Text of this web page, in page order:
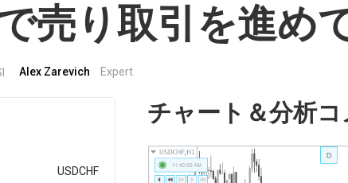
売り取引を進め
Alex Zarevich Expert
USDCHF
チャート＆分析コ